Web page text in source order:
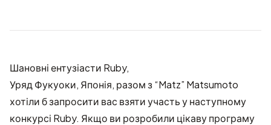
Шановні ентузіасти Ruby,
Уряд Фукуоки, Японія, разом з “Matz” Matsumoto
хотіли б запросити вас взяти участь у наступному
конкурсі Ruby. Якщо ви розробили цікаву програму